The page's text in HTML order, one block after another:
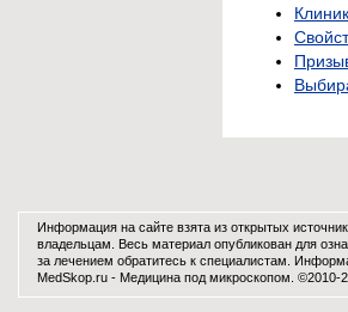
Информация на сайте взята из открытых
владельцам. Весь материал опубликован для
за лечением обратитесь к специалистам.
MedSkop.ru - Медицина под микроскопом. ©2010-